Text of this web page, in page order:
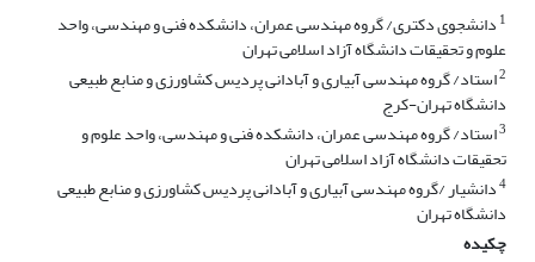
1 دانشجوی دکتری/ گروه مهندسی عمران، دانشکده فنی و مهندسی، واحد
علوم و تحقیقات دانشگاه آزاد اسلامی تهران
2استاد/ گروه مهندسی آبیاری و آبادانی پردیس کشاورزی و منابع طبیعی
دانشگاه تهران-کرج
3استاد/ گروه مهندسی عمران، دانشکده فنی و مهندسی، واحد علوم و
تحقیقات دانشگاه آزاد اسلامی تهران
4دانشیار /گروه مهندسی آبیاری و آبادانی پردیس کشاورزی و منابع طبیعی
دانشگاه تهران
چکیده